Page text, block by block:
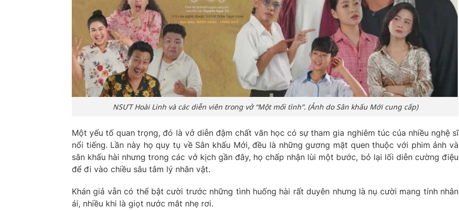
NSƯT Hoài Linh và các diễn viên trong vở “Một mối tình”. (Ảnh do Sân khấu Mới cung cấp)
Một yếu tố quan trọng, đó là vở diễn đậm chất văn học có sự tham gia nghiêm túc của nhiều nghệ sĩ
nổi tiếng. Lần này họ quy tụ về Sân khấu Mới, đều là những gương mặt quen thuộc với phim ảnh và
sân khấu hài nhưng trong các vở kịch gần đây, họ chấp nhận lùi một bước, bỏ lại lối diễn cường điệu
để đi vào chiều sâu tâm lý nhân vật.
Khán giả vẫn có thể bật cười trước những tình huống hài rất duyên nhưng là nụ cười mang tính nhân
ái, nhiều khi là giọt nước mắt nhẹ rơi.